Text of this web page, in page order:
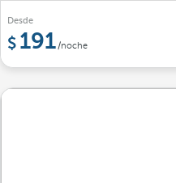
Desde
191/noche